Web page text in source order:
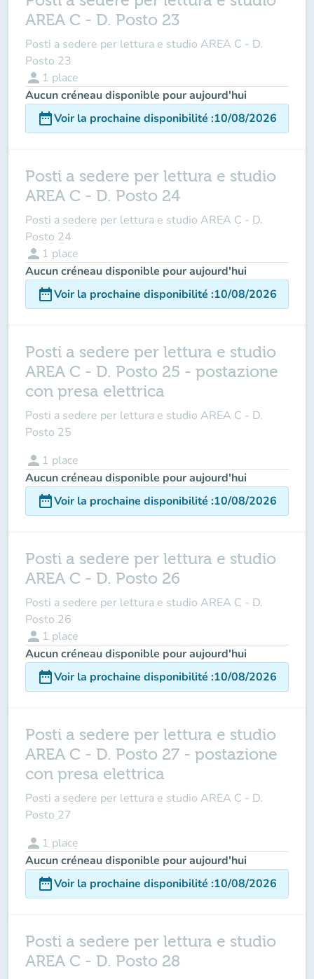
AREA C - D. Posto 23
Posti a sedere per lettura e studio AREA C - D.
Posto 23
person 1 place
Aucun créneau disponible pour aujourd'hui
date_rangeVoir la prochaine disponibilité :10/08/2026
Posti a sedere per lettura e studio
AREA C - D. Posto 24
Posti a sedere per lettura e studio AREA C - D.
Posto 24
person 1 place
Aucun créneau disponible pour aujourd'hui
date_rangeVoir la prochaine disponibilité :10/08/2026
Posti a sedere per lettura e studio
AREA C - D. Posto 25 - postazione
con presa elettrica
Posti a sedere per lettura e studio AREA C - D.
Posto 25
person 1 place
Aucun créneau disponible pour aujourd'hui
date_rangeVoir la prochaine disponibilité :10/08/2026
Posti a sedere per lettura e studio
AREA C - D. Posto 26
Posti a sedere per lettura e studio AREA C - D.
Posto 26
person 1 place
Aucun créneau disponible pour aujourd'hui
date_rangeVoir la prochaine disponibilité :10/08/2026
Posti a sedere per lettura e studio
AREA C - D. Posto 27 - postazione
con presa elettrica
Posti a sedere per lettura e studio AREA C - D.
Posto 27
person 1 place
Aucun créneau disponible pour aujourd'hui
date_rangeVoir la prochaine disponibilité :10/08/2026
Posti a sedere per lettura e studio
AREA C - D. Posto 28